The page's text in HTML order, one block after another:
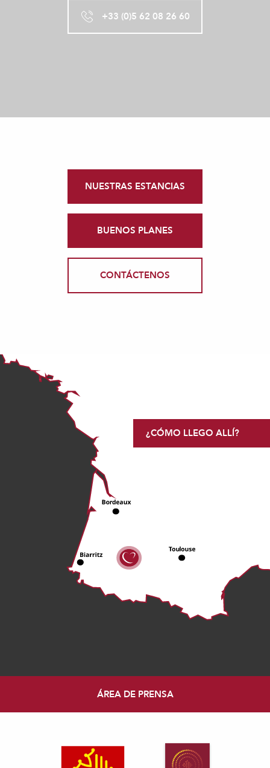
+33 (0)5 62 08 26 60
NUESTRAS ESTANCIAS
BUENOS PLANES
CONTÁCTENOS
¿CÓMO LLEGO ALLÍ?
ÁREA DE PRENSA